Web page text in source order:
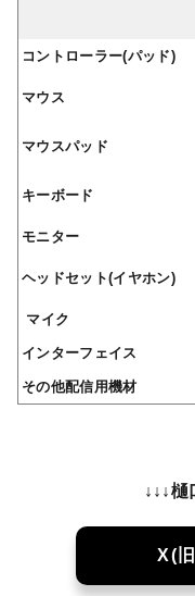
コントローラー(パッド)
マウス
マウスパッド
キーボード
モニター
ヘッドセット(イヤホン)
マイク
インターフェイス
その他配信用機材
↓↓↓
X(